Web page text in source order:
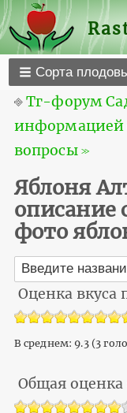
Сорта
⎆Тг-форум
информацией
вопросы ≫
Яблоня
описание
фото
Оценка вкуса
В среднем: 9.3 (3
Общая оценка